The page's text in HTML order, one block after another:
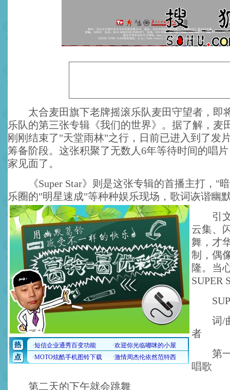
太合麦田旗下老牌摇滚乐队麦田守望者，即
乐队的第三张专辑《我们的世界》。据了解，麦
刚刚结束了"天堂雨林"之行，日前已进入到了发
筹备阶段。这张积聚了无数人6年等待时间的唱
家见面了。
《Super Star》则是这张专辑的首播主打，"
乐圈的"明星速成"等种种娱乐现场，歌词诙谐幽
引文
云集、
舞，才
制，偶
隆。当
SUPER
词/曲
者
第一
唱歌
第二天的下午就会跳舞